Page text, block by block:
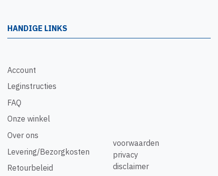
HANDIGE LINKS
Account
Leginstructies
FAQ
Onze winkel
Over ons
Levering/Bezorgkosten
Retourbeleid
voorwaarden
privacy
disclaimer